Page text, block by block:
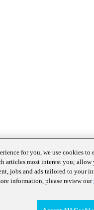
for you, we use cookies to
articles most interest you; allow
jobs and ads tailored to your
information, please review our